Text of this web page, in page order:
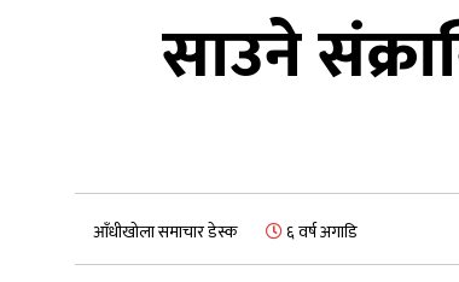
साउने
आँधीखोला समाचार डेस्क ६ वर्ष अगाडि